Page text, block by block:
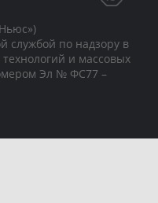
службой по надзору в
и массовых
Эл № ФС77 –